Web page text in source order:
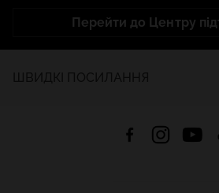
Перейти до Центру